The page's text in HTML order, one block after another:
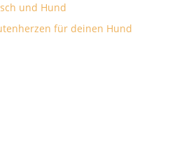
und Hund
für deinen Hund